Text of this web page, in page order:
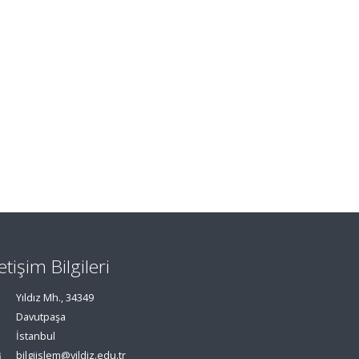
Bilgileri
Yıldız Mh., 34349
Davutpaşa
İstanbul
bilgiislem@yildiz.edu.tr